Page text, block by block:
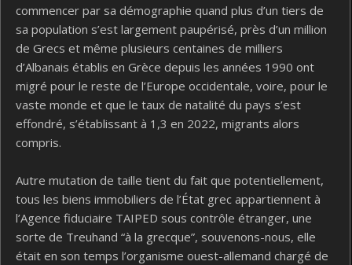
commencer par sa démographie quand plus d’un tiers de
sa population s’est largement paupérisé, près d’un million
de Grecs et même plusieurs centaines de milliers
d’Albanais établis en Grèce depuis les années 1990 ont
migré pour le reste de l’Europe occidentale, voire, pour le
vaste monde et que le taux de natalité du pays s’est
effondré, s’établissant à 1,3 en 2022, migrants alors
compris.
Autre mutation de taille tient du fait que potentiellement,
tous les biens immobiliers de l’État grec appartiennent à
l’Agence fiduciaire TAIPED sous contrôle étranger, une
sorte de Treuhand “à la grecque”, souvenons-nous, elle
était en son temps l’organisme ouest-allemand chargé de